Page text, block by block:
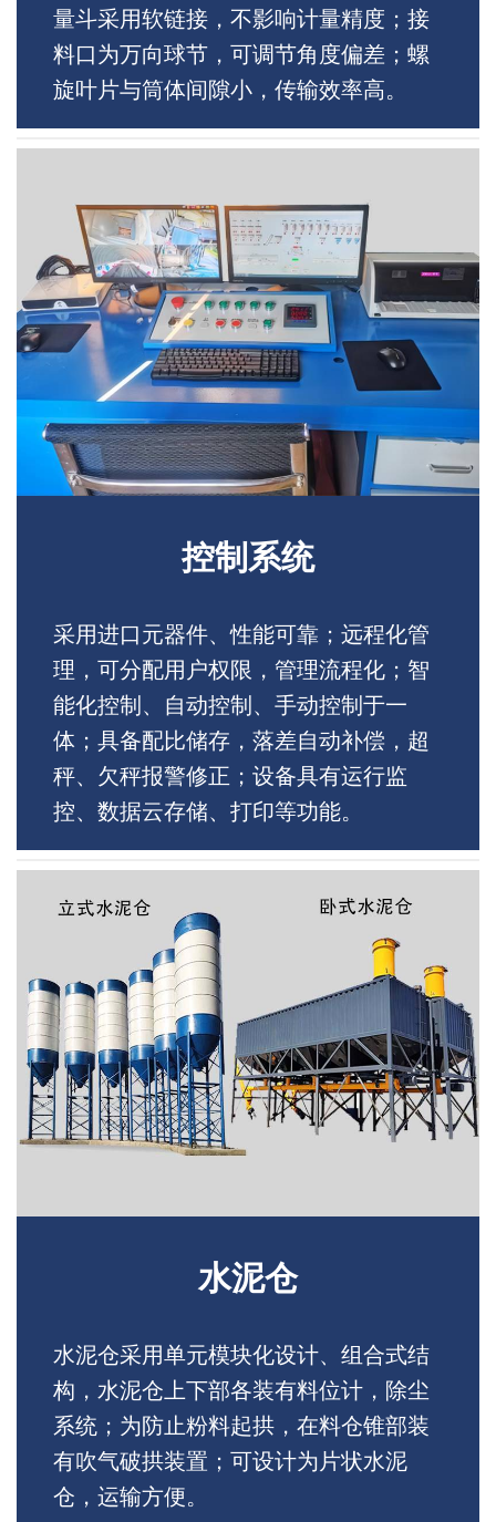
量斗采用软链接，不影响计量精度；接
料口为万向球节，可调节角度偏差；螺
旋叶片与筒体间隙小，传输效率高。
控制系统
采用进口元器件、性能可靠；远程化管
理，可分配用户权限，管理流程化；智
能化控制、自动控制、手动控制于一
体；具备配比储存，落差自动补偿，超
秤、欠秤报警修正；设备具有运行监
控、数据云存储、打印等功能。
水泥仓
水泥仓采用单元模块化设计、组合式结
构，水泥仓上下部各装有料位计，除尘
系统；为防止粉料起拱，在料仓锥部装
有吹气破拱装置；可设计为片状水泥
仓，运输方便。